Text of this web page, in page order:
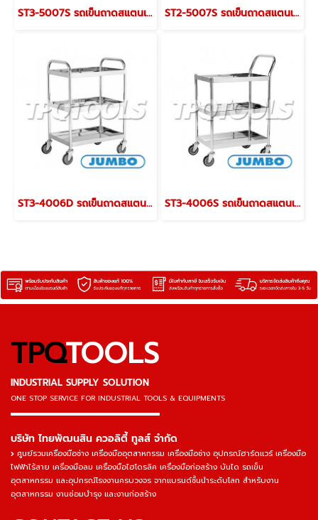
ST3-5007S รถเข็นถาดสแตนเลส 3 ชั้นมือจับข้างเดียว 810x510x980 มม. รับน้ำหนักได้ 200 กก. JUMBO ST2-5007S รถเข็นถาดสแตนเลส 2 ชั้น มือจับข้างเดียว 810x510x885 มม. รับน้ำหนัก 200 กก. JUMBO
ST3-4006D รถเข็นถาดสแตนเลส 3 ชั้นมือจับ 2 ข้าง 610x410x885 มม. รับน้ำหนักได้ 200 กก. JUMBO ST3-4006S รถเข็นถาดสแตนเลส 3 ชั้นมือจับข้างเดียว 700x410x980 มม. รับน้ำหนักได้ 200 กก. JUMBO
TPQTOOLS
INDUSTRIAL SUPPLY SOLUTION
ONE STOP SERVICE FOR INDUSTRIAL TOOLS & EQUIPMENTS
▬▬▬▬▬▬▬▬▬▬▬▬▬▬▬
บริษัท ไทยพัฒนสิน ควอลิตี้ ทูลส์ จำกัด
ศูนย์รวมเครื่องมือช่าง เครื่องมืออุตสาหกรรม เครื่องมือช่าง อุปกรณ์ฮาร์ดแวร์ เครื่องมือ
ไฟฟ้าไร้สาย เครื่องมือลม เครื่องมือไฮโดรลิค เครื่องมือก่อสร้าง บันได รถเข็น
อุตสาหกรรม และอุปกรณ์โรงงานครบวงจร จากแบรนด์ชั้นนำระดับโลก สำหรับงาน
อุตสาหกรรม งานซ่อมบำรุง และงานก่อสร้าง